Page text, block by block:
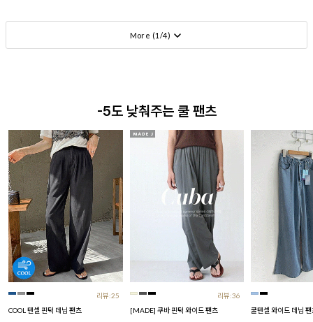
More (1 /4)
-5도 낮춰주는 쿨 팬츠
리뷰:25
COOL 텐셀 핀턱 데님 팬츠
리뷰:36
[MADE] 쿠바 핀턱 와이드 팬츠
쿨텐셀 와이드 데님 팬